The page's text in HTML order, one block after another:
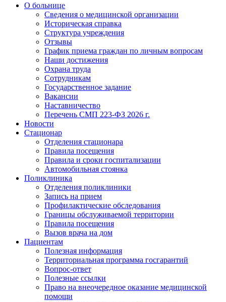
О больнице
Сведения о медицинской организации
Историческая справка
Структура учреждения
Отзывы
График приема граждан по личным вопросам
Наши достижения
Охрана труда
Сотрудникам
Государственное задание
Вакансии
Наставничество
Перечень СМП 223-ФЗ 2026 г.
Новости
Стационар
Отделения стационара
Правила посещения
Правила и сроки госпитализации
Автомобильная стоянка
Поликлиника
Отделения поликлиники
Запись на прием
Профилактические обследования
Границы обслуживаемой территории
Правила посещения
Вызов врача на дом
Пациентам
Полезная информация
Территориальная программа госгарантий
Вопрос-ответ
Полезные ссылки
Право на внеочередное оказание медицинской
помощи